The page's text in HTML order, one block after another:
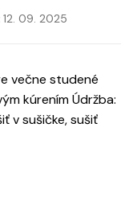
12. 09. 2025
večne studené
kúrením Údržba:
v sušičke, sušiť